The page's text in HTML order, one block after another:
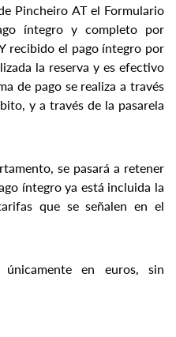
Pincheiro AT el Formulario
íntegro y completo por
recibido el pago íntegro por
la reserva y es efectivo
de pago se realiza a través
y a través de la pasarela
se pasará a retener
íntegro ya está incluida la
que se señalen en el
en euros, sin